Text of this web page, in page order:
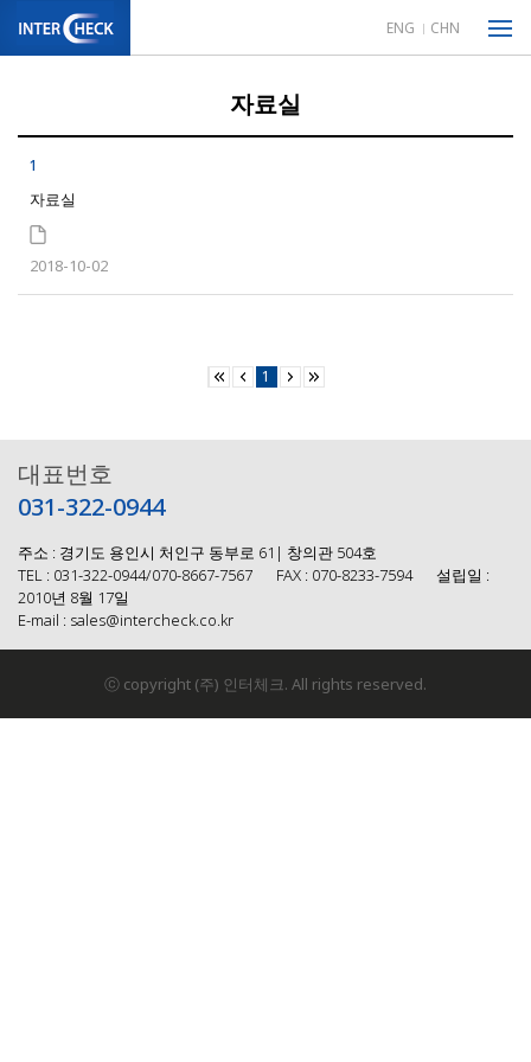
ENG CHN
자료실
1
자료실
2018-10-02
1
대표번호
031-322-0944
주소 : 경기도 용인시 처인구 동부로 61| 창의관 504호
TEL : 031-322-0944/070-8667-7567
FAX : 070-8233-7594
설립일 :
2010년 8월 17일
E-mail : sales@intercheck.co.kr
ⓒ copyright (주) 인터체크. All rights reserved.